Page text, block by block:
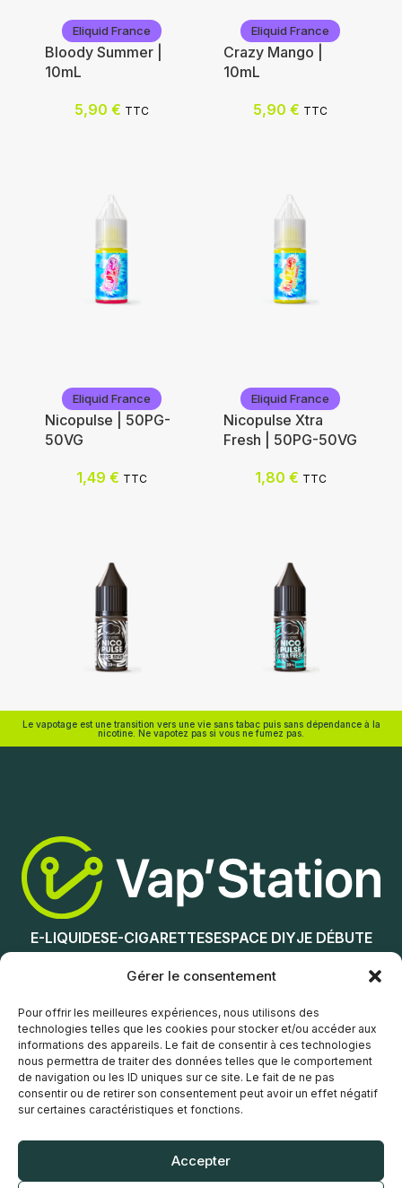
Gérer le consentement
Pour offrir les meilleures expériences, nous utilisons des
technologies telles que les cookies pour stocker et/ou accéder aux
informations des appareils. Le fait de consentir à ces technologies
nous permettra de traiter des données telles que le comportement
de navigation ou les ID uniques sur ce site. Le fait de ne pas
consentir ou de retirer son consentement peut avoir un effet négatif
sur certaines caractéristiques et fonctions.
Accepter
Eliquid France
Bloody Summer |
10mL
5,90 € TTC
Choix des options
Eliquid France
Crazy Mango |
10mL
5,90 € TTC
Nicotine (mg/mL) :
Choix des options
Eliquid France
Nicopulse | 50PG-
50VG
1,49 € TTC
Lire la suite
Eliquid France
Nicopulse Xtra
Fresh | 50PG-50VG
1,80 € TTC
Ajouter au panier
Le vapotage est une transition vers une vie sans tabac puis sans dépendance à la
nicotine. Ne vapotez pas si vous ne fumez pas.
E-LIQUIDESE-CIGARETTESESPACE DIYJE DÉBUTE
NOS MAGASINS
Service client
POLITIQUE DE CONFIDENTIALITÉ